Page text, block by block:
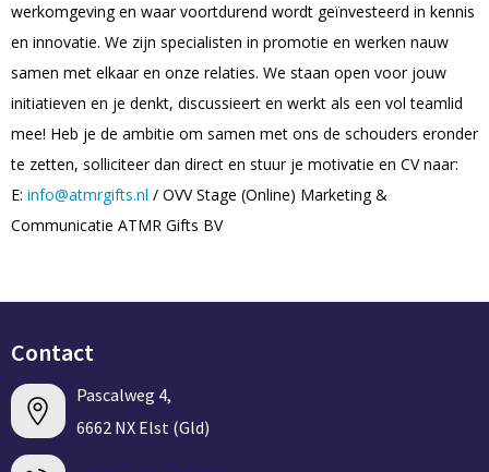
Luxe pennen
Kleur & tekensets
Groei en Bloei
BloomsBoxen
Bloembollen en zaden
Kweektuintjes
Planten en accessoires
Overige kantoorartikelen
Klever Cutter POPULAIR
Agenda's
Onderleggers
Waterpassen
Gereedschapssets
Gereedschap overig
Sport
Golfballen
Golfartikelen
Smartwatch-Fitbit
Sport overig
werkomgeving en waar voortdurend wordt geïnvesteerd in kennis
en innovatie. We zijn specialisten in promotie en werken nauw
samen met elkaar en onze relaties. We staan open voor jouw
initiatieven en je denkt, discussieert en werkt als een vol teamlid
mee! Heb je de ambitie om samen met ons de schouders eronder
te zetten, solliciteer dan direct en stuur je motivatie en CV naar:
E: info@atmrgifts.nl / OVV Stage (Online) Marketing &
Communicatie ATMR Gifts BV
Contact
Pascalweg 4,
6662 NX Elst (Gld)